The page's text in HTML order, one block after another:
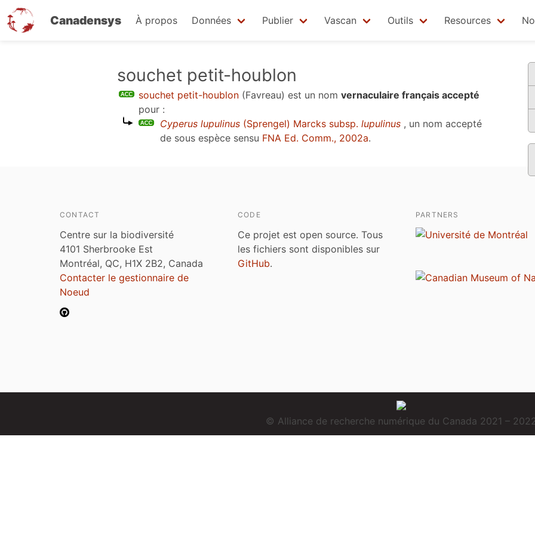
Canadensys À propos Données Publier Vascan Outils Resources
souchet petit-houblon
souchet petit-houblon (Favreau) est un nom vernaculaire français accepté
pour :
Cyperus lupulinus (Sprengel) Marcks subsp. lupulinus , un nom accepté
de sous espèce sensu FNA Ed. Comm., 2002a.
CONTACT
Centre sur la biodiversité
4101 Sherbrooke Est
Montréal, QC, H1X 2B2, Canada
Contacter le gestionnaire de
Noeud
CODE
Ce projet est open source. Tous
les fichiers sont disponibles sur
GitHub.
PARTNERS
© Alliance de recherche numérique du Canada 2021 –